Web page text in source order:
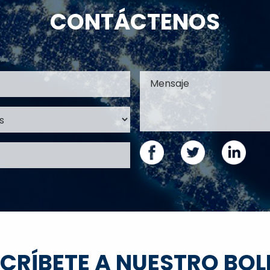
CONTÁCTENOS
A NUESTRO